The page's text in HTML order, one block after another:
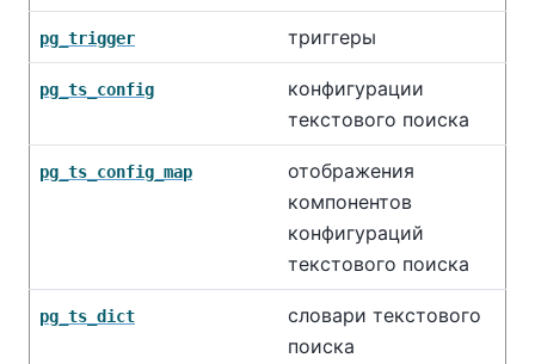
pg_trigger триггеры
pg_ts_config
конфигурации
текстового поиска
pg_ts_config_map
отображения
компонентов
конфигураций
текстового поиска
pg_ts_dict
словари текстового
поиска